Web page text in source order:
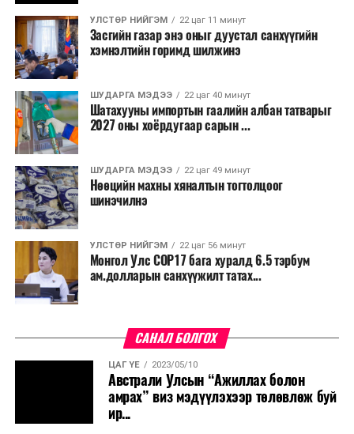
үргэлжилнэ гэж Ерөнхий сайд Н.Учрал онцоллоо.
Мөн бүх шатны төсвийн ерөнхийлөн захирагч нарт
салбар бүрдээ урсгал зардлыг 20 хувиар бууруулах,
нөхөн томилгоо хийхгүй байх, аялал, амралт, зугаалга,
хамт олны урлаг, спортын арга хэмжээг зохион
байгуулахгүй байх, төрийн албанд шинэ орон тоо бий
болгохгүй байх, эрчим хүчний хэрэглээг хэмнэх, хурал,
сургалтыг цахим хэлбэрт шилжүүлэх, төрийн албан
хаагчдыг зарим өдрүүдэд цахимаар ажиллуулах арга
хэмжээг үргэлжлүүлэхийг үүрэг болголоо.
Төсвийн сахилга бат сайжирч, эдийн засгийн нөхцөл
байдал хэвийн болсон тохиолдолд эдгээр
хязгаарлалтыг үе шаттайгаар сулруулах юм.
УЛСТӨР НИЙГЭМ 22 цаг 11 минут
Засгийн газар энэ оныг дуустал санхүүгийн
хэмнэлтийн горимд шилжинэ
ШУДАРГА МЭДЭЭ 22 цаг 40 минут
Шатахууны импортын гаалийн албан татварыг
2027 оны хоёрдугаар сарын ...
ШУДАРГА МЭДЭЭ 22 цаг 49 минут
Нөөцийн махны хяналтын тогтолцоог
шинэчилнэ
УЛСТӨР НИЙГЭМ 22 цаг 56 минут
Монгол Улс COP17 бага хуралд 6.5 тэрбум
ам.долларын санхүүжилт татах...
САНАЛ БОЛГОХ
ЦАГ ҮЕ 2023/05/10
Австрали Улсын “Ажиллах болон
амрах” виз мэдүүлэхээр төлөвлөж буй
ир...